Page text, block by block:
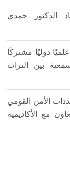
الدكتور حمدي
علميًا دوليًا مشتركًا
بين التراث
الأمن القومي
مع الأكاديمية